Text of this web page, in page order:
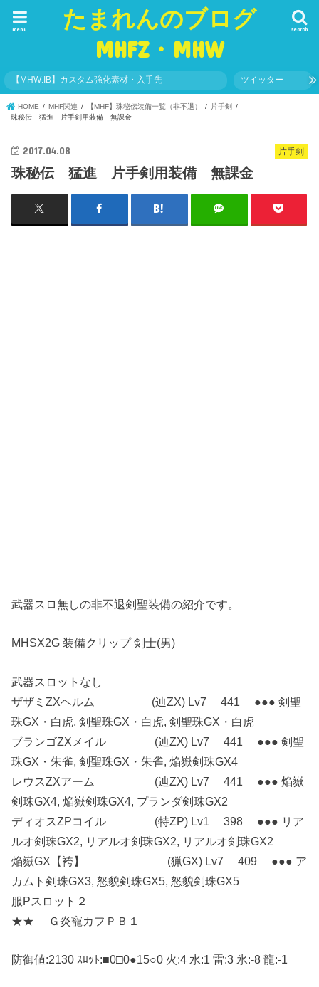
たまれんのブログ
MHFZ・MHW
search
menu
【MHW:IB】カスタム強化素材・入手先 ツイッター
HOME MHF関連 【MHF】珠秘伝装備一覧（非不退）
片手剣
珠秘伝 猛進 片手剣用装備 無課金
片手剣
2017.04.08
珠秘伝 猛進 片手剣用装備 無課金
武器スロ無しの非不退剣聖装備の紹介です。
MHSX2G 装備クリップ 剣士(男)
武器スロットなし
ザザミZXヘルム (辿ZX) Lv7 441 ●●● 剣聖
珠GX・白虎, 剣聖珠GX・白虎, 剣聖珠GX・白虎
ブランゴZXメイル (辿ZX) Lv7 441 ●●● 剣聖
珠GX・朱雀, 剣聖珠GX・朱雀, 焔嶽剣珠GX4
レウスZXアーム (辿ZX) Lv7 441 ●●● 焔嶽
剣珠GX4, 焔嶽剣珠GX4, プランダ剣珠GX2
ディオスZPコイル (特ZP) Lv1 398 ●●● リア
ルオ剣珠GX2, リアルオ剣珠GX2, リアルオ剣珠GX2
焔嶽GX【袴】 (猟GX) Lv7 409 ●●● ア
カムト剣珠GX3, 怒貌剣珠GX5, 怒貌剣珠GX5
服Pスロット２
★★ Ｇ炎寵カフＰＢ１
防御値:2130 ｽﾛｯﾄ:■0□0●15○0 火:4 水:1 雷:3 氷:-8 龍:-1